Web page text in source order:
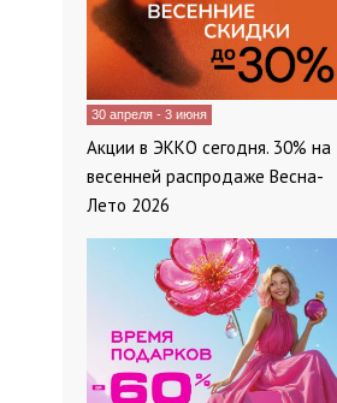
30 апреля - 3 июня
Акции в ЭККО сегодня. 30% на
весенней распродаже Весна-
Лето 2026